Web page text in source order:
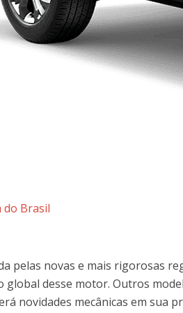
pelas novas e mais rigorosas
global desse motor. Outros
novidades mecânicas em sua